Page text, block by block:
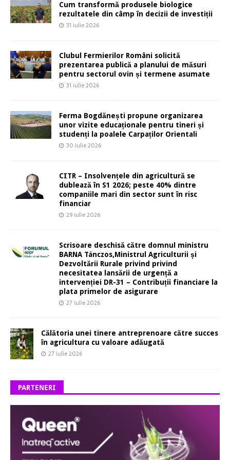
Cum transformă produsele biologice
rezultatele din câmp în decizii de investiții
31 iulie 2026
Clubul Fermierilor Români solicită
prezentarea publică a planului de măsuri
pentru sectorul ovin și termene asumate
31 iulie 2026
Ferma Bogdănești propune organizarea
unor vizite educaționale pentru tineri și
studenți la poalele Carpaților Orientali
30 iulie 2026
CITR – Insolvențele din agricultură se
dublează în S1 2026; peste 40% dintre
companiile mari din sector sunt în risc
financiar
29 iulie 2026
Scrisoare deschisă către domnul ministru
BARNA Tánczos,Ministrul Agriculturii și
Dezvoltării Rurale privind privind
necesitatea lansării de urgență a
intervenției DR-31 – Contribuții financiare la
plata primelor de asigurare
27 iulie 2026
Călătoria unei tinere antreprenoare către succes
în agricultura cu valoare adăugată
27 iulie 2026
PARTENERI